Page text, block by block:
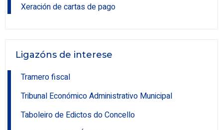
Xeración de cartas de pago
Ligazóns de interese
Tramero fiscal
Tribunal Económico Administrativo Municipal
Taboleiro de Edictos do Concello